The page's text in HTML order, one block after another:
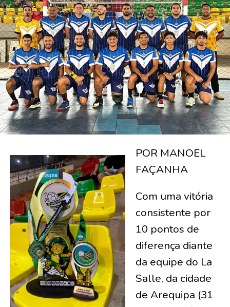
POR MANOEL
FAÇANHA
Com uma vitória
consistente por
10 pontos de
diferença diante
da equipe do La
Salle, da cidade
de Arequipa (31